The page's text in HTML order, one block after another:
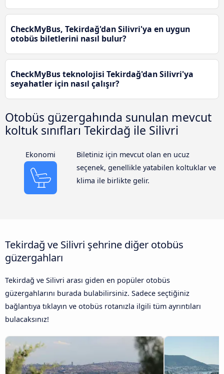
CheckMyBus, Tekirdağ'dan Silivri'ya en uygun
otobüs biletlerini nasıl bulur?
CheckMyBus teknolojisi Tekirdağ'dan Silivri'ya
seyahatler için nasıl çalışır?
Otobüs güzergahında sunulan mevcut
koltuk sınıfları Tekirdağ ile Silivri
Ekonomi
Biletiniz için mevcut olan en ucuz
seçenek, genellikle yatabilen koltuklar ve
klima ile birlikte gelir.
Tekirdağ ve Silivri şehrine diğer otobüs
güzergahları
Tekirdağ ve Silivri arası giden en popüler otobüs
güzergahlarını burada bulabilirsiniz. Sadece seçtiğiniz
bağlantıya tıklayın ve otobüs rotanızla ilgili tüm ayrıntıları
bulacaksınız!